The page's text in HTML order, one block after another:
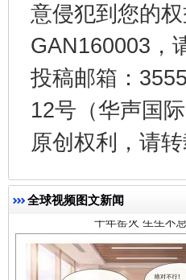
意侵犯到您的
GAN160003，
投稿邮箱：
12号（华声国
原创权利，请
全球视频图文新闻